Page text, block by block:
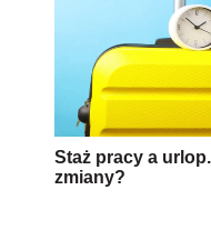
Staż pracy a
zmiany?